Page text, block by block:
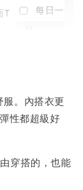
T 每日一笑
購物車
。內搭衣更
性都超級好
穿搭的，也能